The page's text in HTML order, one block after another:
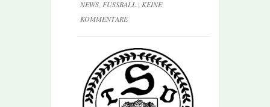
NEWS FUSSBALL | KEINE
KOMMENTARE